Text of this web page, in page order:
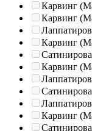
Карвинг
Карвинг
Карвинг
Карвинг
Карвинг